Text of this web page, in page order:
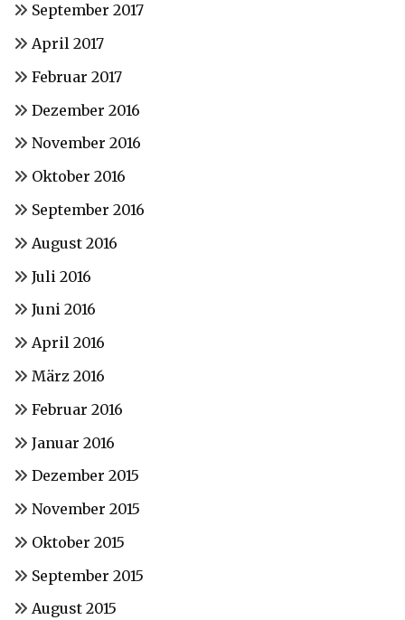
September 2017
April 2017
Februar 2017
Dezember 2016
November 2016
Oktober 2016
September 2016
August 2016
Juli 2016
Juni 2016
April 2016
März 2016
Februar 2016
Januar 2016
Dezember 2015
November 2015
Oktober 2015
September 2015
August 2015